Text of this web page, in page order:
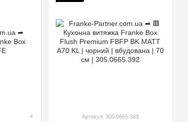
4 Артикул: 305.0665.369